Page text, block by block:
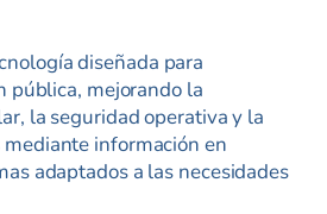
diseñada para
pública, mejorando la
la seguridad operativa y la
información en
adaptados a las necesidades